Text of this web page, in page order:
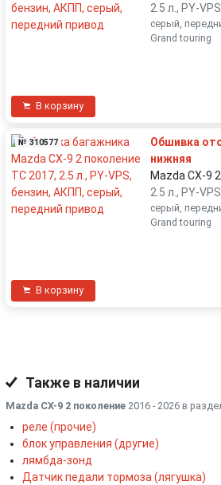
2.5 л., PY-
серый,
Grand touring
В корзину
№ 310577
Обшивка
нижняя
Mazda CX-9
2.5 л., PY-
серый,
Grand touring
В корзину
Также в наличии
Mazda CX-9 2 поколение 2016 - 2026 в
реле (прочие)
блок управления (другие)
лямбда-зонд
Датчик педали тормоза (лягушка)